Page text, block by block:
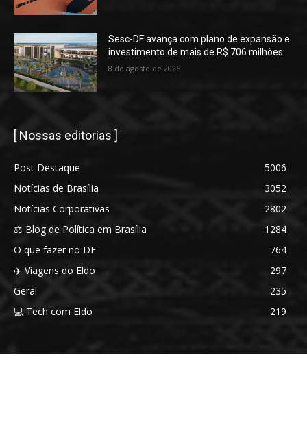
Sesc-DF avança com plano de expansão e
investimento de mais de R$ 706 milhões
8 de agosto de 2026
[ Nossas editorias ]
Post Destaque
5006
Notícias de Brasília
3052
Notícias Corporativas
2802
⚖️ Blog de Política em Brasília
1284
O que fazer no DF
764
✈️ Viagens do Eldo
297
Geral
235
💻 Tech com Eldo
219